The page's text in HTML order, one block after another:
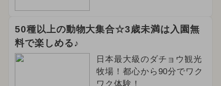
ご当地グルメ・限定メニュー
2025年6月のイベント
2026年4月のイベント クリスマス
50種以上の動物大集合☆3歳未満は入園無
料で楽しめる♪
日本最大級のダチョウ観光
牧場！都心から90分でワク
ワク体験！